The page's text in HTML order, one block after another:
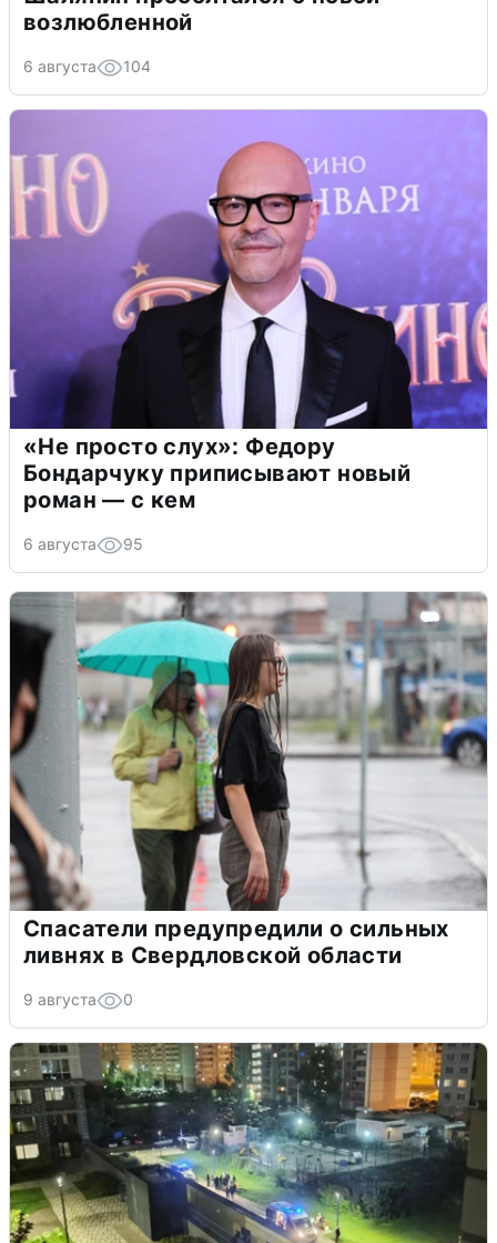
возлюбленной
6 августа 104
«Не просто слух»: Федору
Бондарчуку приписывают новый
роман — с кем
6 августа 95
Спасатели предупредили о сильных
ливнях в Свердловской области
9 августа 0